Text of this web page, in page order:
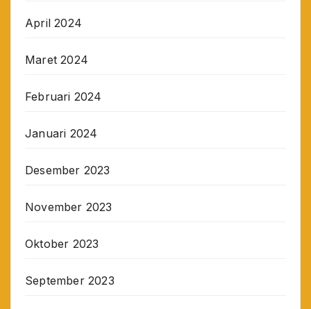
April 2024
Maret 2024
Februari 2024
Januari 2024
Desember 2023
November 2023
Oktober 2023
September 2023